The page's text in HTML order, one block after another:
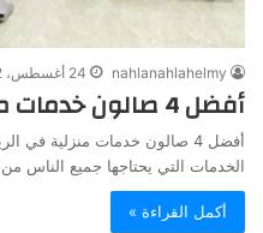
nahlanahlahelmy 24 أغسطس، 2022
أفضل 4 صالون خدمات منزلية في الرياض
أفضل 4 صالون خدمات منزلية
الخدمات التي يحتاجها جميع الناس
أكمل القراءة »